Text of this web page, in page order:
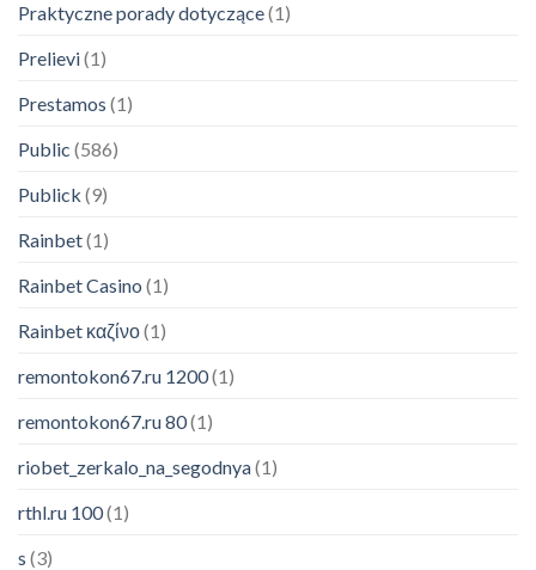
Praktyczne porady dotyczące(1)
Prelievi(1)
Prestamos (1)
Public (586)
Publick (9)
Rainbet(1)
Rainbet Casino (1)
Rainbet καζίνο(1)
remontokon67.ru 1200(1)
remontokon67.ru 80(1)
riobet_zerkalo_na_segodnya(1)
rthl.ru 100(1)
s (3)
Someone in Phoenix, AZ purchased
a